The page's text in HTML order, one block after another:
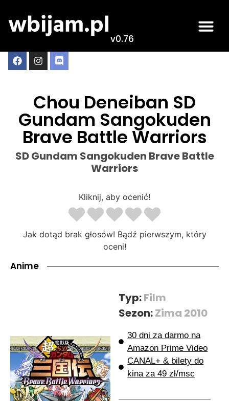
v0.76
Chou Deneiban SD
Gundam Sangokuden
Brave Battle Warriors
SD Gundam Sangokuden Brave Battle
Warriors
Kliknij, aby ocenić!
Jak dotąd brak głosów! Bądź pierwszym, który
oceni!
Anime
Typ:Film
Sezon:Zima 2010
30 dni za darmo na
Amazon Prime Video
CANAL+ & bilety do
kina za 49 zł/msc